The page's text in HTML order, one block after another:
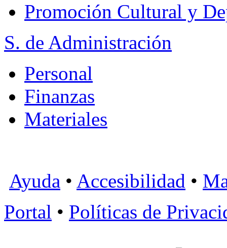
Promoción Cultural y
S. de Administración
Personal
Finanzas
Materiales
Ayuda • Accesibilidad •
Portal • Políticas de